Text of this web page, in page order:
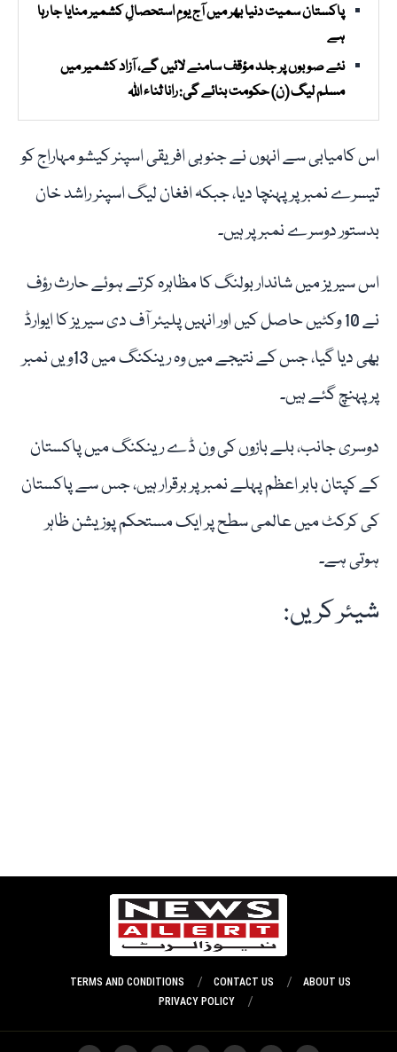
پاکستان سمیت دنیا بھر میں آج یومِ استحصالِ کشمیر منایا جا رہا
ہے
نئے صوبوں پر جلد مؤقف سامنے لائیں گے، آزاد کشمیر میں
مسلم لیگ (ن) حکومت بنائے گی: رانا ثناء اللہ
اس کامیابی سے انہوں نے جنوبی افریقی اسپنر کیشو مہاراج کو
تیسرے نمبر پر پہنچا دیا، جبکہ افغان لیگ اسپنر راشد خان
بدستور دوسرے نمبر پر ہیں۔
اس سیریز میں شاندار بولنگ کا مظاہرہ کرتے ہوئے حارث رؤف
نے 10 وکٹیں حاصل کیں اور انہیں پلیئر آف دی سیریز کا ایوارڈ
بھی دیا گیا، جس کے نتیجے میں وہ رینکنگ میں 13ویں نمبر
پر پہنچ گئے ہیں۔
دوسری جانب، بلے بازوں کی ون ڈے رینکنگ میں پاکستان
کے کپتان بابر اعظم پہلے نمبر پر برقرار ہیں، جس سے پاکستان
کی کرکٹ میں عالمی سطح پر ایک مستحکم پوزیشن ظاہر
ہوتی ہے۔
شیئر کریں:
ABOUT US
CONTACT US
TERMS AND CONDITIONS
PRIVACY POLICY